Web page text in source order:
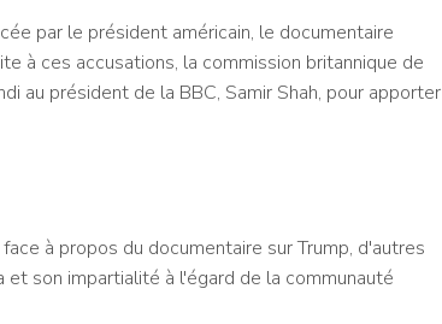
par le président américain, le documentaire
à ces accusations, la commission britannique de
au président de la BBC, Samir Shah, pour apporter
à propos du documentaire sur Trump, d'autres
son impartialité à l'égard de la communauté